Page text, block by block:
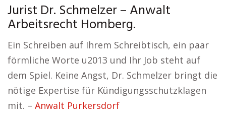
Jurist Dr. Schmelzer – Anwalt
Arbeitsrecht Homberg.
Ein Schreiben auf Ihrem Schreibtisch, ein paar
förmliche Worte u2013 und Ihr Job steht auf
dem Spiel. Keine Angst, Dr. Schmelzer bringt die
nötige Expertise für Kündigungsschutzklagen
mit. – Anwalt Purkersdorf